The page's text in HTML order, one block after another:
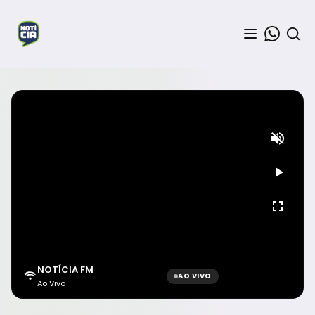
NOTÍCIA FM
Ao Vivo
AO VIVO